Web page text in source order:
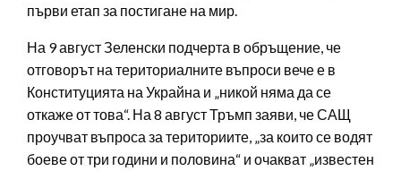
първи етап за постигане на мир.
На 9 август Зеленски подчерта в обръщение, че
отговорът на териториалните въпроси вече е в
Конституцията на Украйна и „никой няма да се
откаже от това“. На 8 август Тръмп заяви, че САЩ
проучват въпроса за териториите, „за които се водят
боеве от три години и половина“ и очакват „известен